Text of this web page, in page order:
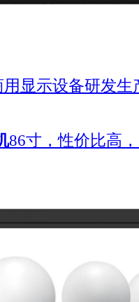
用显示设备研发
86寸，性价比高